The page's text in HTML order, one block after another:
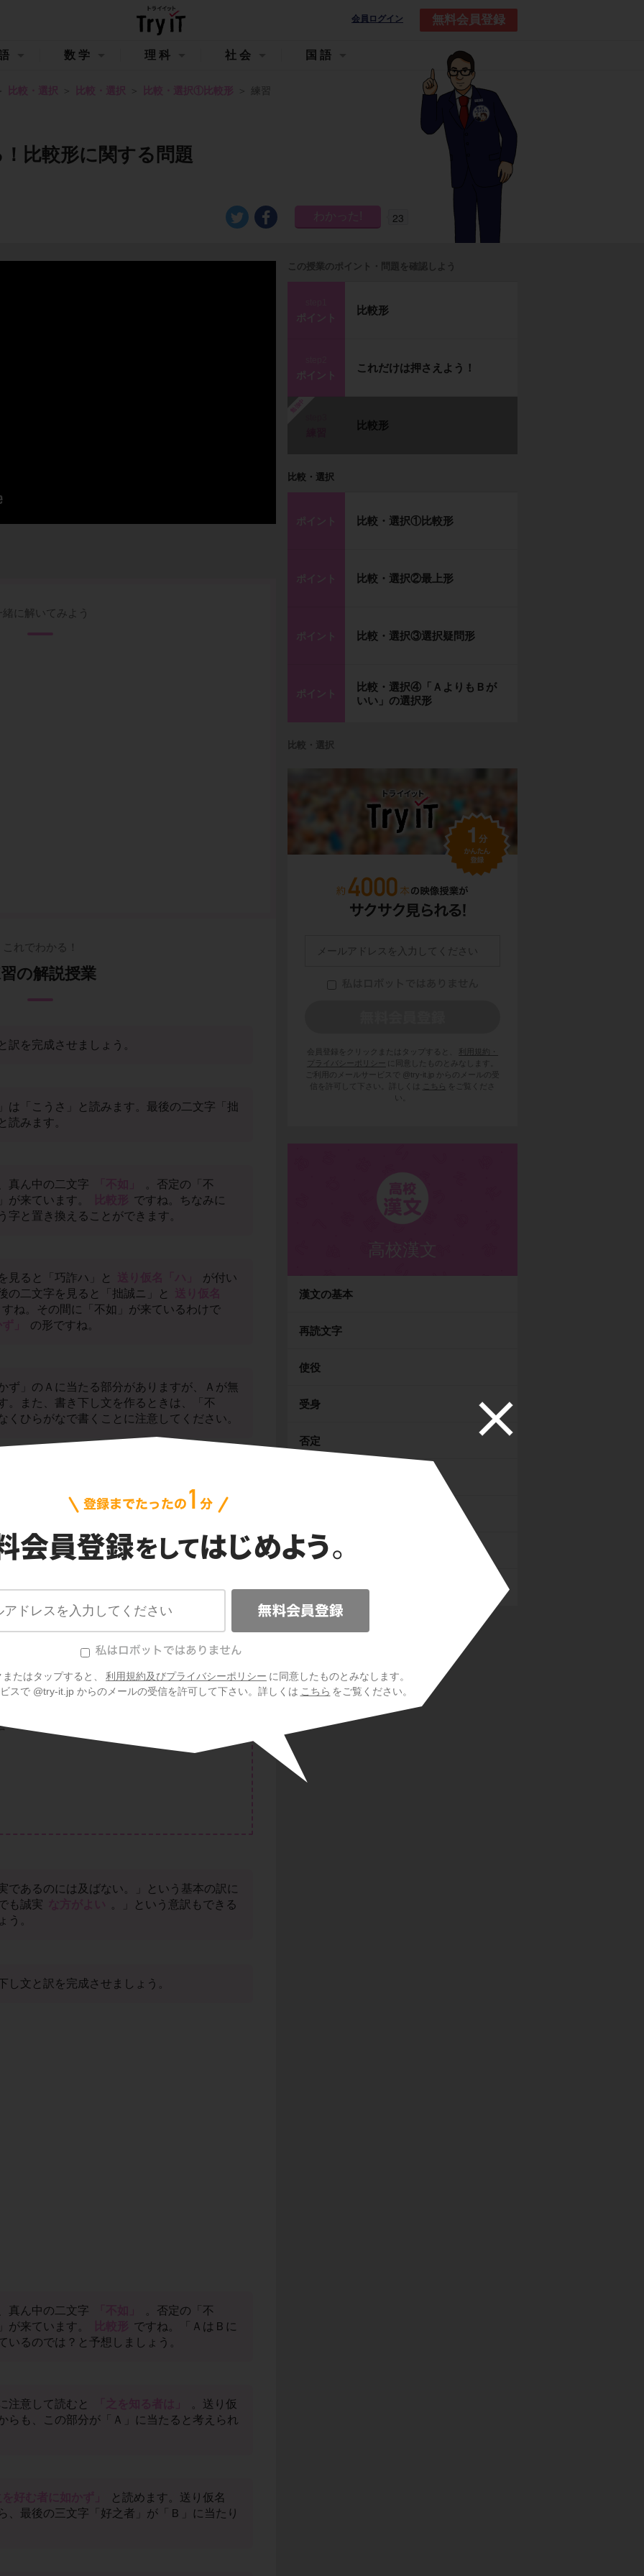
会員ログイン 無料会員登録
たはタップすると、 利用規約及びプライバシーポリシー に同意したものとみなします。
スで @try-it.jp からのメールの受信を許可して下さい。詳しくは こちら をご覧ください。
数学 理科 社会 国語
比較・選択 比較・選択 比較・選択①比較形 練習
比較形に関する問題
23
緒に解いてみよう
これでわかる！
の解説授業
を完成させましょう。
は「こうさ」と読みます。最後の二文字「拙
読みます。
真ん中の二文字
。否定の「不
が来ています。
ですね。ちなみに
字と置き換えることができます。
見ると「巧詐ハ」と
が付い
の二文字を見ると「拙誠ニ」と
ね。その間に「不如」が来ているわけで
の形ですね。
ず」のＡに当たる部分がありますが、Ａが無
。また、書き下し文を作るときは、「不
くひらがなで書くことに注意してください。
二文字「拙誠」は「不器用でも誠実であ
であるのには及ばない。」という基本の訳に
も誠実
。」という意訳もできる
う。
文と訳を完成させましょう。
真ん中の二文字
。否定の「不
が来ています。
ですね。「ＡはＢに
いるのでは？と予想しましょう。
注意して読むと
。送り仮
らも、この部分が「Ａ」に当たると考えられ
と読めます。送り仮名
、最後の三文字「好之者」が「Ｂ」に当たり
この授業のポイント・問題を確認しよう
ポイント
比較形
ポイント
これだけは押さえよう！
勉強中
比較形
比較・選択
ポイント 比較・選択①比較形
ポイント 比較・選択②最上形
ポイント 比較・選択③選択疑問形
ポイント
比較・選択④「ＡよりもＢが
いい」の選択形
比較・選択
会員登録をクリックまたはタップすると、
利用規約・
プライバシーポリシー
に同意したものとみなします。
ご利用のメールサービスで @try-it.jp からのメールの受
信を許可して下さい。詳しくは
こちら
をご覧くださ
い。
高校漢文
漢文の基本
再読文字
使役
受身
否定
その他の句形
漢詩